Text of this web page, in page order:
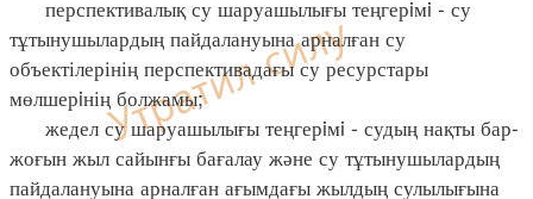
перспективалық су шаруашылығы теңгерiмi - су
тұтынушылардың пайдалануына арналған су
объектілерінің перспективадағы су ресурстары
мөлшерiнің болжамы;
жедел су шаруашылығы теңгерiмi - судың нақты бар-
жоғын жыл сайынғы бағалау және су тұтынушылардың
пайдалануына арналған ағымдағы жылдың сулылығына